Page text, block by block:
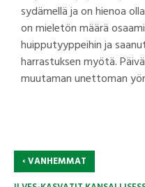
sydämellä ja on hienoa
on mieletön määrä
huipputyyppeihin ja
harrastuksen myötä.
muutaman unettoman
‹VANHEMMAT